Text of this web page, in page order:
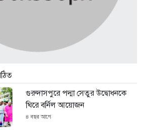
গুরুদাসপুরে পদ্মা সেতুর উদ্বোধনকে
ঘিরে বর্নিল আয়োজন
৪ বছর আগে